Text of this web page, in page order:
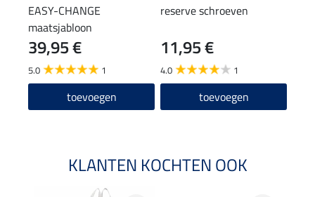
EASY-CHANGE
maatsjabloon
39,95 €
5.0 1
toevoegen
reserve schroeven
11,95 €
4.0 1
toevoegen
KLANTEN KOCHTEN OOK